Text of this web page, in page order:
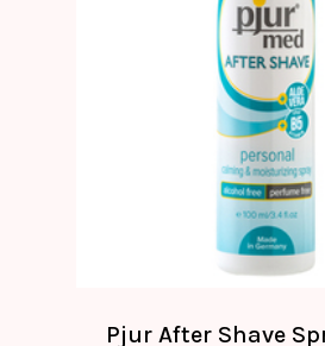
Pjur After Shave